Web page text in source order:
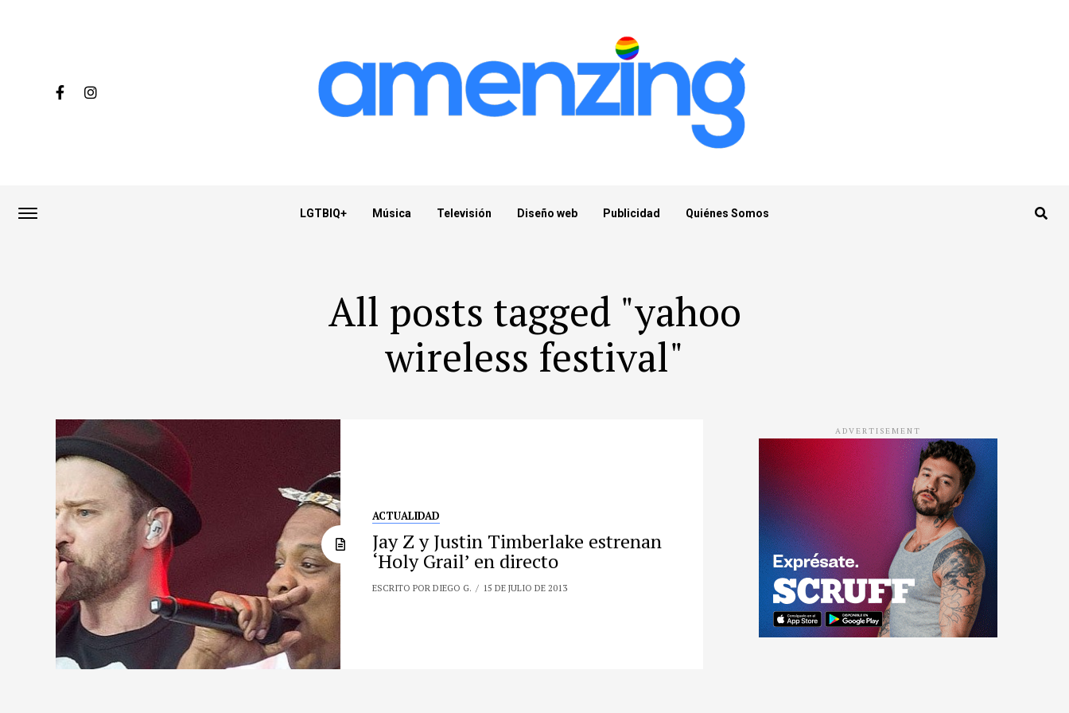
LGTBIQ+ Música Televisión Diseño web Publicidad Quiénes Somos
All posts tagged "yahoo
wireless festival"
ACTUALIDAD
Jay Z y Justin Timberlake estrenan
‘Holy Grail’ en directo
ESCRITO POR DIEGO G. 15 DE JULIO DE 2013
ADVERTISEMENT